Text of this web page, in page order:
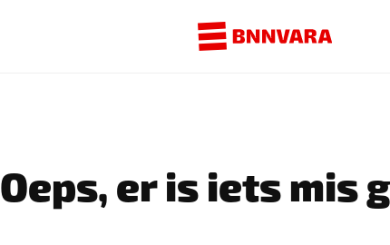
Oeps, er is iets mis